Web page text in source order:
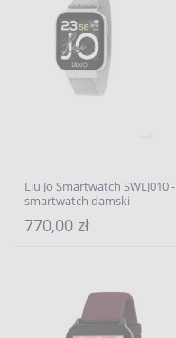
Liu Jo Smartwatch SWLJ010 -
smartwatch damski
770,00 zł